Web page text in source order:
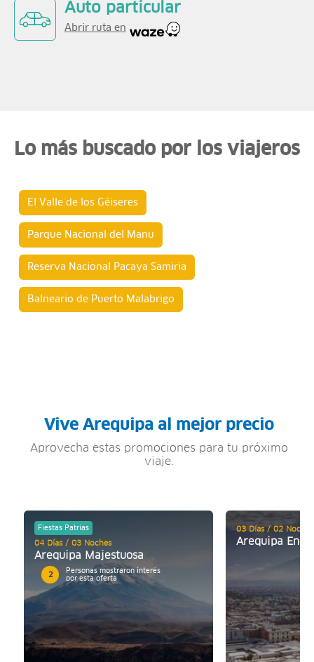
Auto particular
Abrir ruta en
Lo más buscado por los viajeros
El Valle de los Géiseres
Parque Nacional del Manu
Reserva Nacional Pacaya Samiria
Balneario de Puerto Malabrigo
Vive Arequipa al mejor precio
Aprovecha estas promociones para tu próximo
viaje.
Fiestas Patrias
04 Días / 03 Noches
Arequipa Majestuosa
2
Personas mostraron interés
por esta oferta
03 Días / 02 Noches
Arequipa